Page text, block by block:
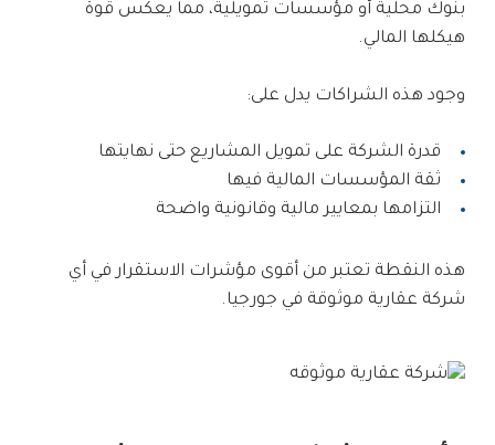
بنوك محلية أو مؤسسات تمويلية، مما يعكس قوة
هيكلها المالي.
وجود هذه الشراكات يدل على:
قدرة الشركة على تمويل المشاريع حتى نهايتها
ثقة المؤسسات المالية فيها
التزامها بمعايير مالية وقانونية واضحة
هذه النقطة تعتبر من أقوى مؤشرات الاستقرار في أي
شركة عقارية موثوقة في جورجيا.